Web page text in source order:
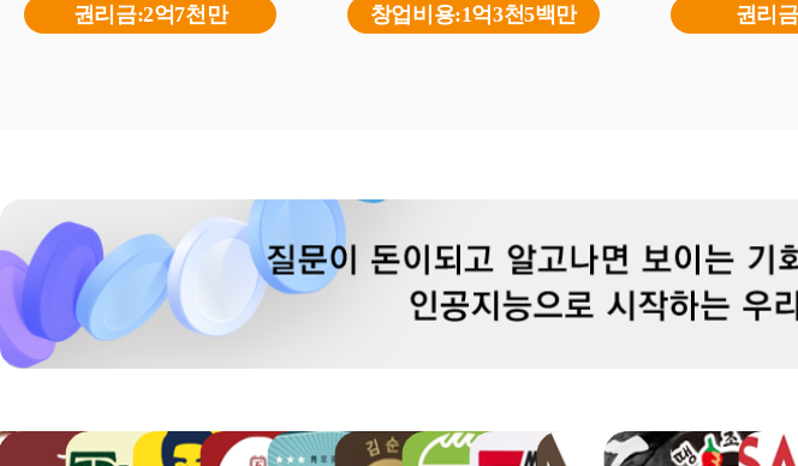
권리금:2억7천만 창업비용:1억3천5백만 권리